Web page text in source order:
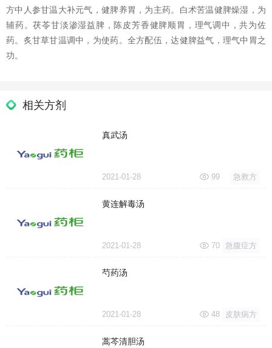
方中人参甘温大补元气，健脾养胃，为主药。白术苦温健脾燥湿，为
辅药。茯苓甘淡渗湿益脾，陈皮芳香健脾顺胃，理气调中，共为佐
药。炙甘草甘温调中，为使药。全方配伍，达健脾益气，理气中胃之
功。
相关方剂
真武汤
2021-01-28 99 急救方
黄连解毒汤
2021-01-28 70 急腹症方
芍药汤
2021-01-28 48 皮肤病方
蒿芩清胆汤